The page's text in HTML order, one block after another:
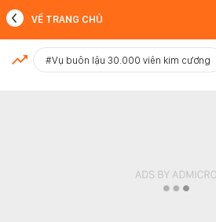
MỚI NHẤT
VỀ TRANG CHỦ
#Vụ buôn lậu 30.000 viên kim cương